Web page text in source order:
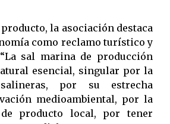
la asociación destaca
como reclamo turístico y
sal marina de producción
esencial, singular por la
por su estrecha
medioambiental, por la
producto local, por tener